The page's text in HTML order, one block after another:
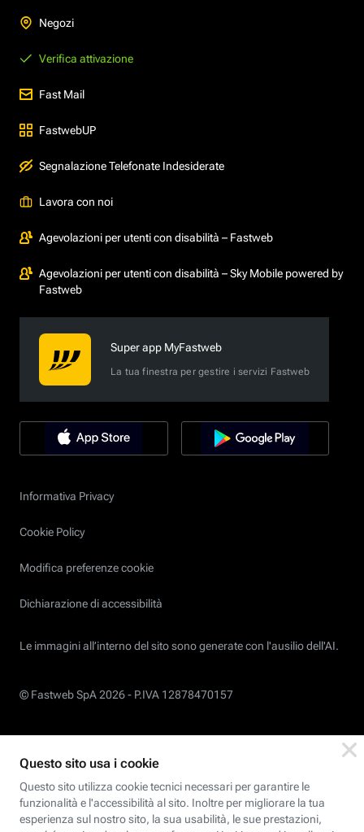
Negozi
Verifica attivazione
Fast Mail
FastwebUP
Segnalazione Telefonate Indesiderate
Lavora con noi
Agevolazioni per utenti con disabilità – Fastweb
Agevolazioni per utenti con disabilità – Sky Mobile powered by
Fastweb
Super app MyFastweb
La tua finestra per gestire i servizi Fastweb
Informativa Privacy
Cookie Policy
Modifica preferenze cookie
Dichiarazione di accessibilità
Le immagini all’interno del sito sono generate con l'ausilio dell'AI.
© Fastweb SpA 2026 - P.IVA 12878470157